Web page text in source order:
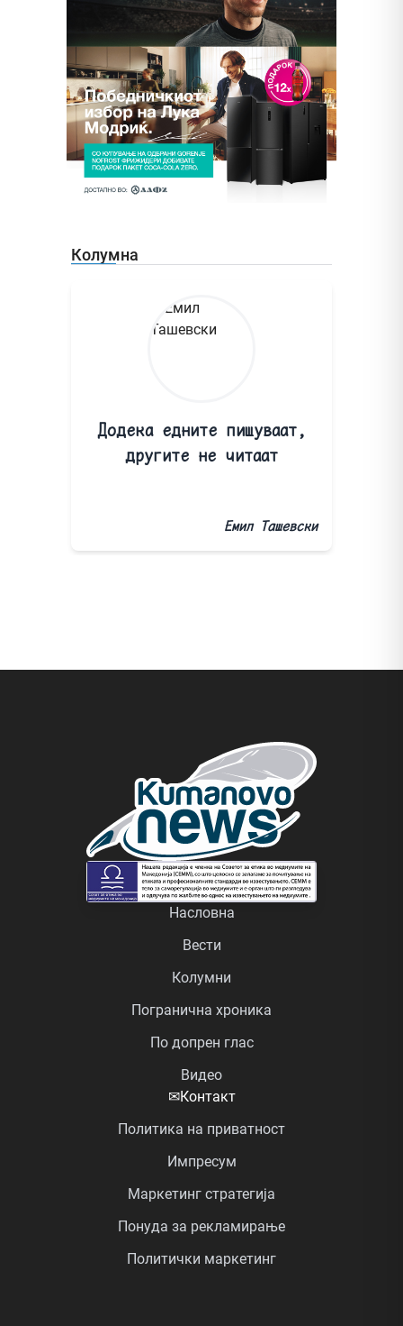
Колумна
Додека едните пишуваат,
другите не читаат
Емил Ташевски
Насловна
Вести
Колумни
Погранична хроника
По допрен глас
Видео
✉Контакт
Политика на приватност
Импресум
Маркетинг стратегија
Понуда за рекламирање
Политички маркетинг